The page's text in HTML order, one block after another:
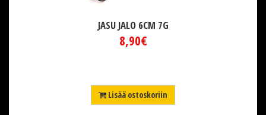
JASU JALO 6CM 7G
8,90€
Lisää ostoskoriin